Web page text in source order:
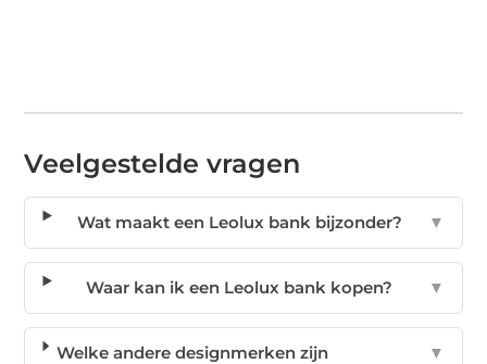
Veelgestelde vragen
Wat maakt een Leolux bank bijzonder? ▼
Waar kan ik een Leolux bank kopen? ▼
Welke andere designmerken zijn
▼